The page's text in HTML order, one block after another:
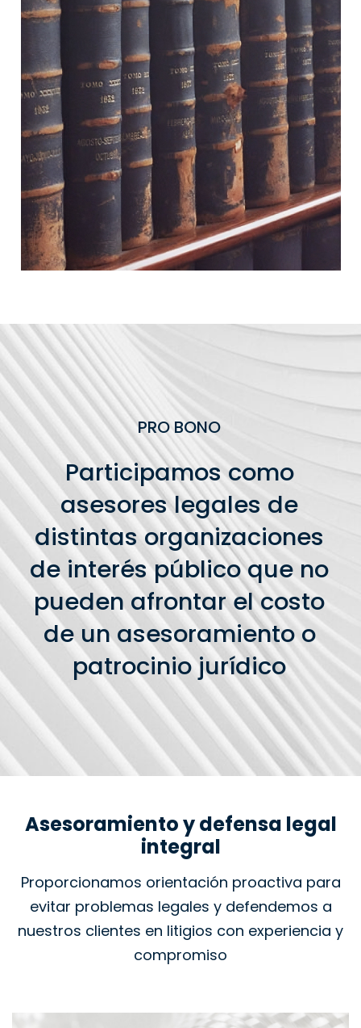
PRO BONO
Participamos como
asesores legales de
distintas organizaciones
de interés público que no
pueden afrontar el costo
de un asesoramiento o
patrocinio jurídico
Asesoramiento y defensa legal
integral
Proporcionamos orientación proactiva para
evitar problemas legales y defendemos a
nuestros clientes en litigios con experiencia y
compromiso